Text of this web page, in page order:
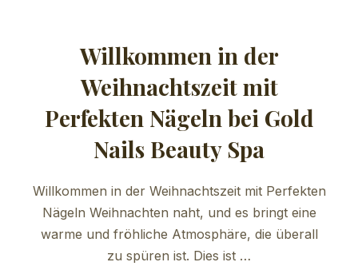
Willkommen in der
Weihnachtszeit mit
Perfekten Nägeln bei Gold
Nails Beauty Spa
Willkommen in der Weihnachtszeit mit Perfekten
Nägeln Weihnachten naht, und es bringt eine
warme und fröhliche Atmosphäre, die überall
zu spüren ist. Dies ist …